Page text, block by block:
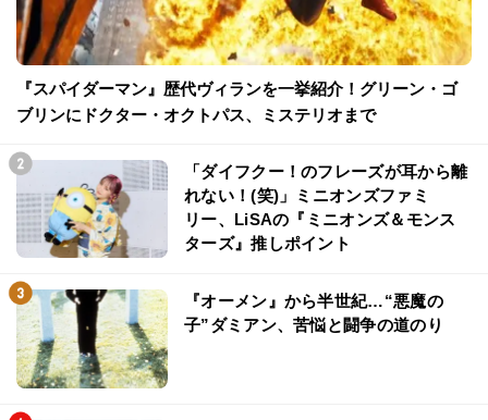
『スパイダーマン』歴代ヴィランを一挙紹介！グリーン・ゴ
ブリンにドクター・オクトパス、ミステリオまで
「ダイフクー！のフレーズが耳から離
れない！(笑)」ミニオンズファミ
リー、LiSAの『ミニオンズ＆モンス
ターズ』推しポイント
『オーメン』から半世紀…“悪魔の
子”ダミアン、苦悩と闘争の道のり